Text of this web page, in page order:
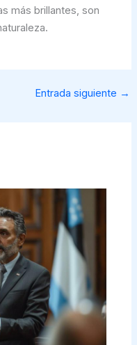
más brillantes, son
Entrada siguiente →